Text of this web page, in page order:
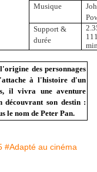
Musique
Support &
durée
des personnages
à l'histoire d'un
il vivra une aventure
découvrant son destin :
le nom de Peter Pan.
#Adapté au cinéma